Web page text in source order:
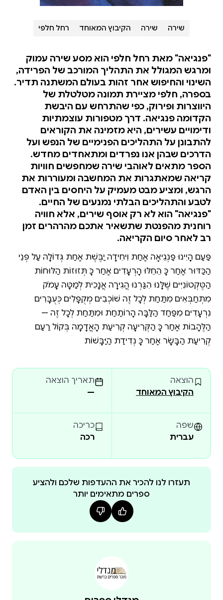
שירה שירה הקיבוץ המאוחד רחל חלפי
"פנגיאה" מאת רחל חלפי הוא מסע שירה עמוק
ומרגש המגולל את התהליך המורכב של הפרידה,
השינוי והחיפוש אחר זהות בעולם המשתנה תדיר.
בספרה, חלפי מציירת תמונה מטלטלת של
היווצרות ופירוק, כפי שהתרחש עם היבשת
הקדומה פנגיאה. דרך מטפורות עוצמתיות
ודימויים עשירים, היא מזמינה את הקוראים
להתבונן על התהליכים הפנימיים של הנפש ועל
הדרכים שבהן אנו נפרדים ומתאחדים מחדש.
הספר מתאים לאוהבי שירה שמחפשים חוויות
קריאה שמאתגרות את המחשבה ומעוררות את
הרגש, ומציע מבט מעמיק על היחסים בין האדם
לטבע והתהליכים הבלתי נמנעים של החיים.
"פנגיאה" הוא לא רק אוסף שירים, אלא חוויה
רוחנית מהפנטת שתשאיר אתכם מהרהרים זמן
רב לאחר סיום הקריאה.
פַּעַם הָיִינוּ פַּנְגֵיאָה אַחַת וִיחִידָה יַבֶּשֶׁת אַחַת גְּדוֹלָה עַל פְּנֵי
הַכַּדּוּר אַחַר כָּךְ הֵחֵלּוּ הָרְעָדִים אַחַר כָּךְ תְּזוּזוֹת הַלּוּחוֹת
הַטֶּקְטוֹנִיִּים שֶׁלָּנוּ הִגַּרְנוּ הֲגִירָה אֲנָכִית לְמַטָּה עָמֹק
מִתְחַבְּאִים מִתַּחַת לְכָל זֶה שׁוֹכְבִים מְקֻפָּלִים כְּעֻבָּרִים
נִרְעָדִים מִפַּחַד הַלַּבָּה הָרוֹתַחַת וּמִתַּחַת לְכָל זֶה —
הַלֶּהָבוֹת אַחַר כָּךְ הַקְּרִיעָה קְרִיעַת הָאֲדָמָה בְּקוֹל רַעַם
קְרִיעַת הַבָּשָׂר אַחַר כָּךְ נְדִידַת הַיַּבָּשׁוֹת
הוצאה
הקיבוץ המאוחד
תאריך הוצאה
—
שפה
עברית
כריכה
רכה
תעזרו לנו להכיר את ההעדפות שלכם ולהציע
ספרים מתאימים יותר